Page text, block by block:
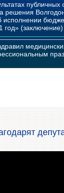
публичных
решения
год» (заключение)